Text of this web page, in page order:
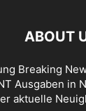
ABOUT
Breaking
Ausgaben in
aktuelle